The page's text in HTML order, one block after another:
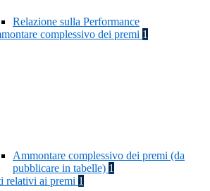
Relazione sulla Performance
complessivo dei premi 1
Ammontare complessivo dei premi (da
pubblicare in tabelle) 1
relativi ai premi 1